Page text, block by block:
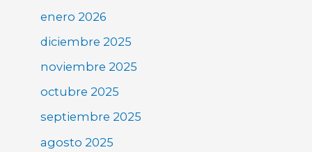
enero 2026
diciembre 2025
noviembre 2025
octubre 2025
septiembre 2025
agosto 2025